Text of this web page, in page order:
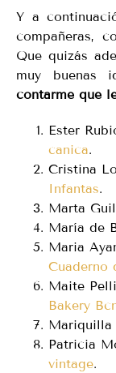
Y a
compañeras,
Que quizás
muy buenas
contarme que
Ester
canica.
Cristina
Infantas.
Marta
María de
Maria
Cuaderno
Maite
Bakery
Mariquilla
Patricia
vintage.